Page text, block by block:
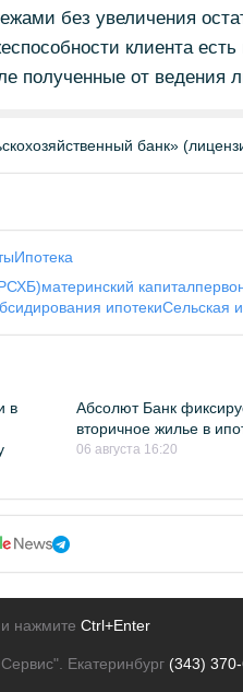
без увеличения
клиента
полученные от ведения
банк»
Ипотека
материнский капитал
ипотекиСельская
в
Абсолют Банк
вторичное жилье в
06 августа 16:20
нажмите Ctrl+Enter
Екатеринбург (343)